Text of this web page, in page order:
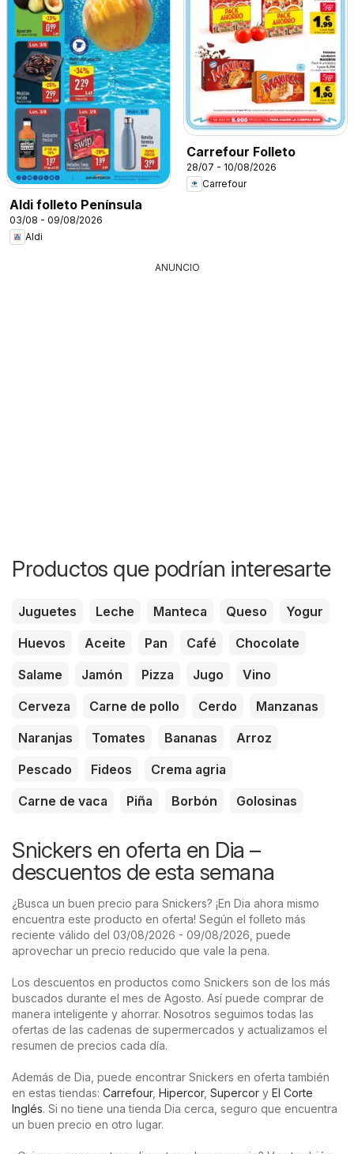
Aldi folleto Península
03/08 - 09/08/2026
Aldi
Carrefour Folleto
28/07 - 10/08/2026
Carrefour
ANUNCIO
Productos que podrían interesarte
Juguetes Leche Manteca Queso
Yogur
Huevos
Aceite Pan Café
Chocolate
Salame
Jamón Pizza Jugo
Vino
Cerveza
Carne de pollo Cerdo
Manzanas
Naranjas
Tomates Bananas
Arroz
Pescado
Fideos
Crema agria
Carne de vaca
Piña Borbón Golosinas
Snickers en oferta en Dia –
descuentos de esta semana
¿Busca un buen precio para Snickers? ¡En Dia ahora mismo
encuentra este producto en oferta! Según el folleto más
reciente válido del 03/08/2026 - 09/08/2026, puede
aprovechar un precio reducido que vale la pena.
Los descuentos en productos como Snickers son de los más
buscados durante el mes de Agosto. Así puede comprar de
manera inteligente y ahorrar. Nosotros seguimos todas las
ofertas de las cadenas de supermercados y actualizamos el
resumen de precios cada día.
Además de Dia, puede encontrar Snickers en oferta también
en estas tiendas: Carrefour, Hipercor, Supercor y El Corte
Inglés. Si no tiene una tienda Dia cerca, seguro que encuentra
un buen precio en otro lugar.